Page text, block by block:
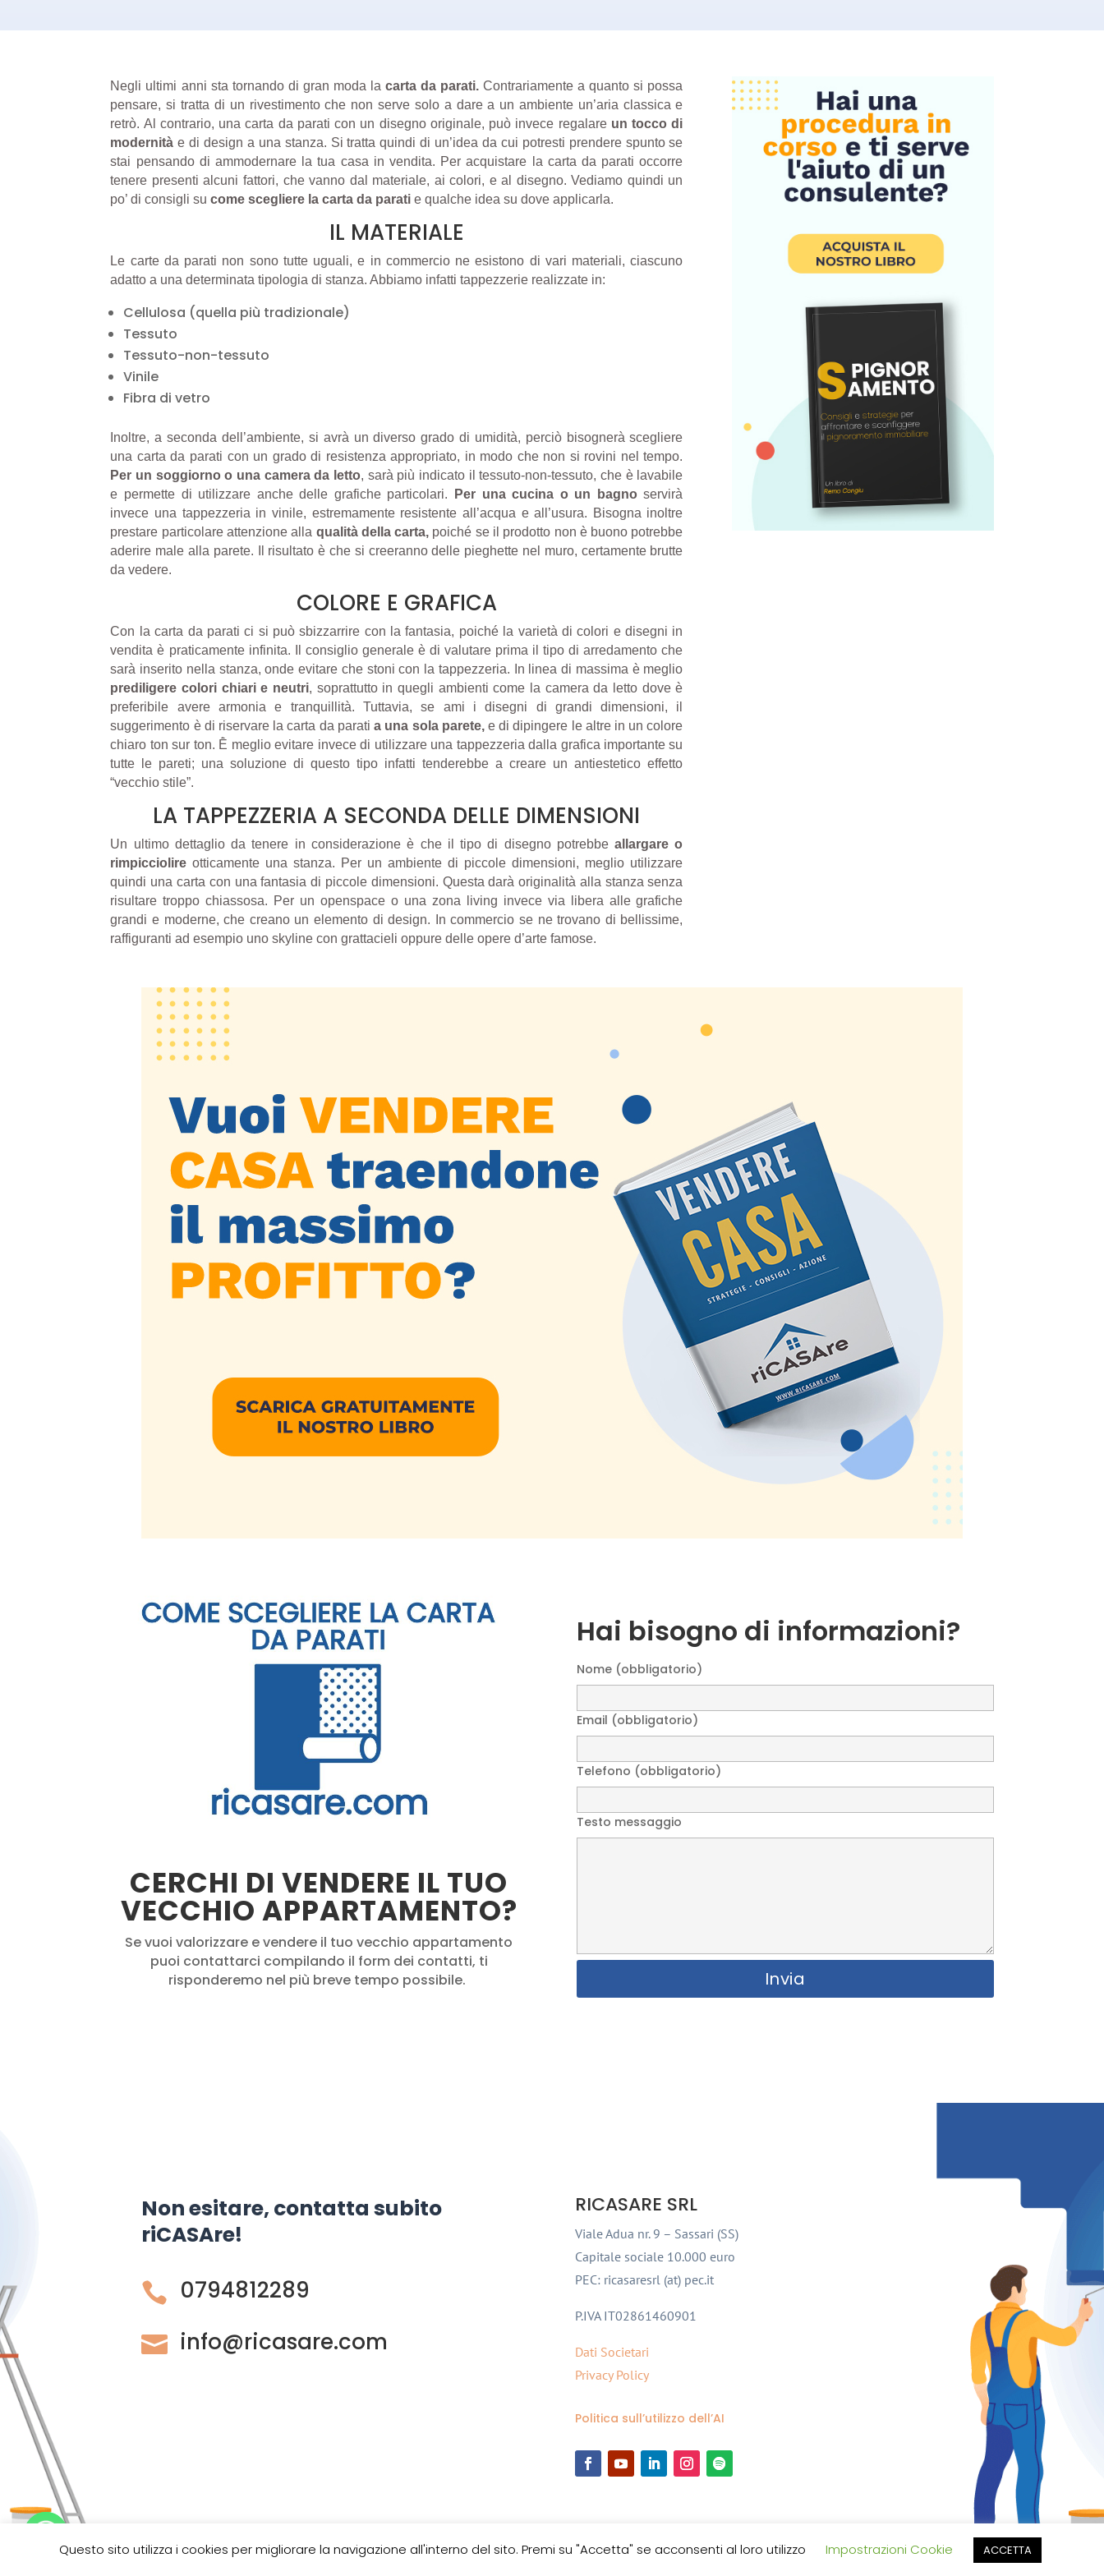
Negli ultimi anni sta tornando di gran moda lacarta da parati. Contrariamente a quanto si possa
pensare, si tratta di un rivestimento che non serve solo a dare a un ambiente un’aria classica e
retrò. Al contrario, una carta da parati con un disegno originale, può invece regalare un tocco di
modernità e di design a una stanza. Si tratta quindi di un’idea da cui potresti prendere spunto se
stai pensando di ammodernare la tua casa in vendita. Per acquistare la carta da parati occorre
tenere presenti alcuni fattori, che vanno dal materiale, ai colori, e al disegno. Vediamo quindi un
po’ di consigli sucome scegliere la carta da parati e qualche idea su dove applicarla.
IL MATERIALE
​Le carte da parati non sono tutte uguali, e in commercio ne esistono di vari materiali, ciascuno
adatto a una determinata tipologia di stanza. Abbiamo infatti tappezzerie realizzate in:
Cellulosa (quella più tradizionale)
Tessuto
Tessuto-non-tessuto
Vinile
Fibra di vetro
​Inoltre, a seconda dell’ambiente, si avrà un diverso grado di umidità, perciò bisognerà scegliere
una carta da parati con un grado di resistenza appropriato, in modo che non si rovini nel tempo.
Per un soggiorno o una camera da letto, sarà più indicato il tessuto-non-tessuto, che è lavabile
e permette di utilizzare anche delle grafiche particolari.
Per una cucina o un bagno servirà
invece una tappezzeria in vinile, estremamente resistente all’acqua e all’usura. Bisogna inoltre
prestare particolare attenzione alla qualità della carta, poiché se il prodotto non è buono potrebbe
aderire male alla parete. Il risultato è che si creeranno delle pieghette nel muro, certamente brutte
da vedere.
COLORE E GRAFICA
Con la carta da parati ci si può sbizzarrire con la fantasia, poiché la varietà di colori e disegni in
vendita è praticamente infinita. Il consiglio generale è di valutare prima il tipo di arredamento che
sarà inserito nella stanza, onde evitare che stoni con la tappezzeria. In linea di massima è meglio
prediligere colori chiari e neutri, soprattutto in quegli ambienti come la camera da letto dove è
preferibile avere armonia e tranquillità. Tuttavia, se ami i disegni di grandi dimensioni, il
suggerimento è di riservare la carta da paratia una sola parete,e di dipingere le altre in un colore
chiaro ton sur ton. Ḕ meglio evitare invece di utilizzare una tappezzeria dalla grafica importante su
tutte le pareti; una soluzione di questo tipo infatti tenderebbe a creare un antiestetico effetto
“vecchio stile”.
LA TAPPEZZERIA A SECONDA DELLE DIMENSIONI
Un ultimo dettaglio da tenere in considerazione è che il tipo di disegno potrebbeallargare o
rimpicciolire otticamente una stanza. Per un ambiente di piccole dimensioni, meglio utilizzare
quindi una carta con una fantasia di piccole dimensioni. Questa darà originalità alla stanza senza
risultare troppo chiassosa. Per un openspace o una zona living invece via libera alle grafiche
grandi e moderne, che creano un elemento di design. In commercio se ne trovano di bellissime,
raffiguranti ad esempio uno skyline con grattacieli oppure delle opere d’arte famose.
CERCHI DI VENDERE IL TUO
VECCHIO APPARTAMENTO?
Se vuoi valorizzare e vendere il tuo vecchio appartamento
puoi contattarci compilando il form dei contatti, ti
risponderemo nel più breve tempo possibile.
Hai bisogno di informazioni?
Nome (obbligatorio)
Email (obbligatorio)
Telefono (obbligatorio)
Testo messaggio
Non esitare, contatta subito
riCASAre!
 0794812289
 info@ricasare.com
RICASARE SRL
Viale Adua nr. 9 – Sassari (SS)
Capitale sociale 10.000 euro
PEC: ricasaresrl (at) pec.it
P.IVA IT02861460901
Dati Societari
Privacy Policy
Politica sull’utilizzo dell’AI
Questo sito utilizza i cookies per migliorare la navigazione all'interno del sito. Premi su "Accetta" se acconsenti al loro utilizzo Impostrazioni Cookie ACCETTA